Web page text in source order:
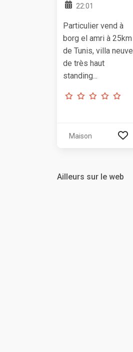
22:01
Particulier vend à
borg el amri à 25km
de Tunis, villa neuve
de très haut
standing...
Maison
Ailleurs sur le web